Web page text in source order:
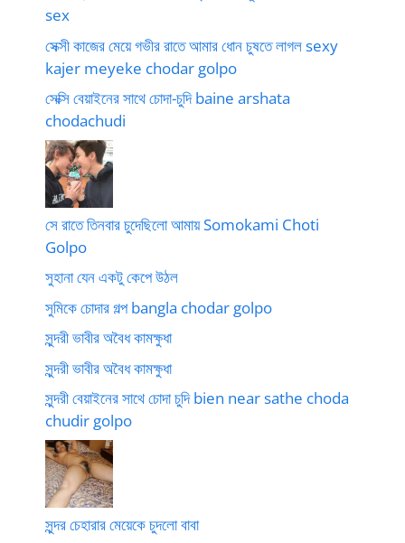
sex
সেক্সী কাজের মেয়ে গভীর রাতে আমার ধোন চুষতে লাগল sexy
kajer meyeke chodar golpo
সেক্সি বেয়াইনের সাথে চোদা-চুদি baine arshata
chodachudi
সে রাতে তিনবার চুদেছিলো আমায় Somokami Choti
Golpo
সুহানা যেন একটু কেপে উঠল
সুমিকে চোদার গল্প bangla chodar golpo
সুন্দরী ভাবীর অবৈধ কামক্ষুধা
সুন্দরী ভাবীর অবৈধ কামক্ষুধা
সুন্দরী বেয়াইনের সাথে চোদা চুদি bien near sathe choda
chudir golpo
সুন্দর চেহারার মেয়েকে চুদলো বাবা